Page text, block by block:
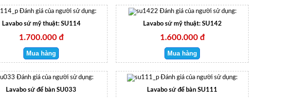
Đánh giá của người sử dụng:
Lavabo sứ mỹ thuật: SU114
1.700.000 đ
Đánh giá của người sử dụng:
Lavabo sứ mỹ thuật: SU142
1.600.000 đ
Đánh giá của người sử dụng:
Lavabo sứ để bàn SU033
Đánh giá của người sử dụng:
Lavabo sứ để bàn SU111